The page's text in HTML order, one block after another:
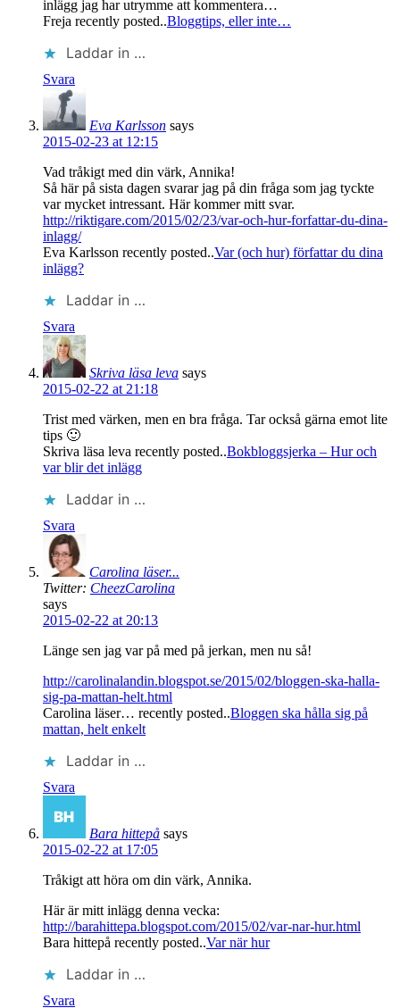
inlägg jag har utrymme att kommentera…
Freja recently posted..Bloggtips, eller inte…
Laddar in …
Svara
Eva Karlsson says
2015-02-23 at 12:15
Vad tråkigt med din värk, Annika!
Så här på sista dagen svarar jag på din fråga som jag tyckte
var mycket intressant. Här kommer mitt svar.
http://riktigare.com/2015/02/23/var-och-hur-forfattar-du-dina-
inlagg/
Eva Karlsson recently posted..Var (och hur) författar du dina
inlägg?
Laddar in …
Svara
Skriva läsa leva says
2015-02-22 at 21:18
Trist med värken, men en bra fråga. Tar också gärna emot lite
tips 🙂
Skriva läsa leva recently posted..Bokbloggsjerka – Hur och
var blir det inlägg
Laddar in …
Svara
Carolina läser...
Twitter: CheezCarolina
says
2015-02-22 at 20:13
Länge sen jag var på med på jerkan, men nu så!
http://carolinalandin.blogspot.se/2015/02/bloggen-ska-halla-
sig-pa-mattan-helt.html
Carolina läser… recently posted..Bloggen ska hålla sig på
mattan, helt enkelt
Laddar in …
Svara
Bara hittepå says
2015-02-22 at 17:05
Tråkigt att höra om din värk, Annika.
Här är mitt inlägg denna vecka:
http://barahittepa.blogspot.com/2015/02/var-nar-hur.html
Bara hittepå recently posted..Var när hur
Laddar in …
Svara